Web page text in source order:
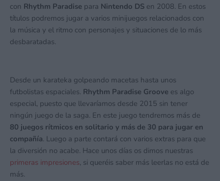
con Rhythm Paradise para Nintendo DS en 2008. En estos
títulos podremos jugar a varios minijuegos relacionados con
la música y el ritmo con personajes y situaciones de lo más
desbaratadas.
Desde un karateka golpeando macetas hasta unos
futbolistas espaciales. Rhythm Paradise Groove es algo
especial, puesto que llevaríamos desde 2015 sin tener
ningún juego de la saga. En este juego tendremos más de
80 juegos rítmicos en solitario y más de 30 para jugar en
compañía. Luego a parte contará con varios extras para que
la diversión no acabe. Hace unos días os dimos nuestras
primeras impresiones, si queréis saber más leerlas no está de
más.